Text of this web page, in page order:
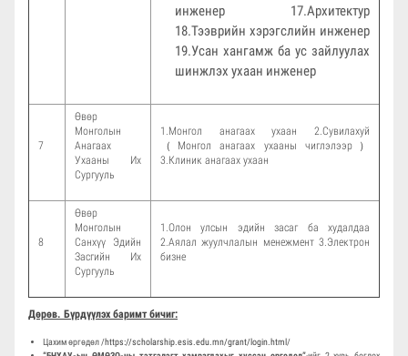
инженер 17.Архитектур
18.Тээврийн хэрэгслийн инженер
19.Усан хангамж ба ус зайлуулах
шинжлэх ухаан инженер
7
Өвөр
Монголын
Анагаах
Ухааны Их
Сургууль
1.Монгол анагаах ухаан 2.Сувилахуй
（Mонгол анагаах ухааны чиглэлээр）
3.Клиник анагаах ухаан
8
Өвөр
Монголын
Санхүү Эдийн
Засгийн Их
Сургууль
1.Олон улсын эдийн засаг ба худалдаа
2.Аялал жуулчлалын менежмент 3.Электрон
бизне
Дөрөв. Бүрдүүлэх баримт бичиг:
Цахим өргөдөл /https://scholarship.esis.edu.mn/grant/login.html/